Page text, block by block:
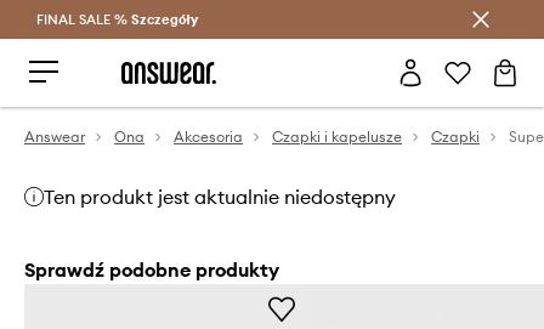
Oszczędzaj z Answear Club >
FINAL SALE % Szczegóły
Answear Ona Akcesoria Czapki i kapelusze Czapki
Ten produkt jest aktualnie niedostępny
Sprawdź podobne produkty